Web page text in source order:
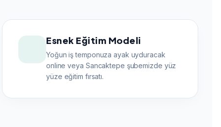
Esnek Eğitim Modeli
Yoğun iş temponuza ayak uyduracak
online veya Sancaktepe şubemizde yüz
yüze eğitim fırsatı.